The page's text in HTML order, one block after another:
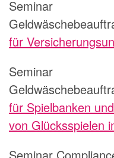
Seminar
für
Seminar
für Spielbanken
von Glücksspielen